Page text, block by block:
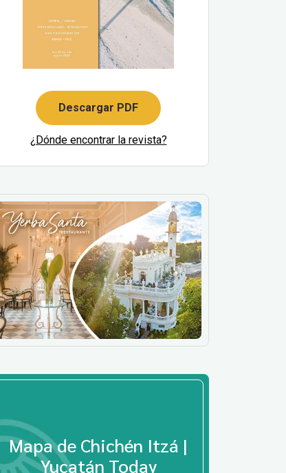
Descargar PDF
¿Dónde encontrar la revista?
Mapa de Chichén Itzá |
Yucatán Today